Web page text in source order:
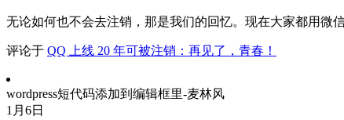
无论如何也不会去注销，那是我们的回忆。现在大家都用微
评论于 QQ 上线 20 年可被注销：再见了，青春！
wordpress短代码添加到编辑框里-麦林风
1月6日